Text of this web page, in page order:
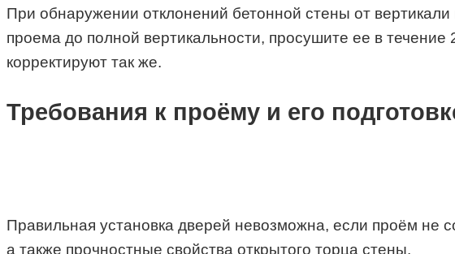
При обнаружении отклонений бетонной стены от
проема до полной вертикальности, просушите ее в
корректируют так же.
Требования к проёму и его
Правильная установка дверей невозможна, если проём не
а также прочностные свойства открытого торца стены.